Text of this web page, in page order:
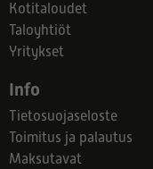
Kotitaloudet
Taloyhtiöt
Yritykset
Info
Tietosuojaseloste
Toimitus ja palautus
Maksutavat